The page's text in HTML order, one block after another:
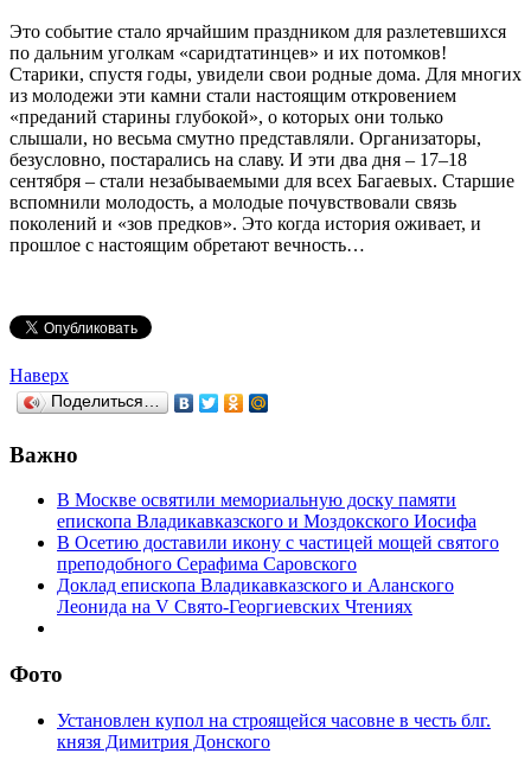
Это событие стало ярчайшим праздником для разлетевшихся
по дальним уголкам «саридтатинцев» и их потомков!
Старики, спустя годы, увидели свои родные дома. Для многих
из молодежи эти камни стали настоящим откровением
«преданий старины глубокой», о которых они только
слышали, но весьма смутно представляли. Организаторы,
безусловно, постарались на славу. И эти два дня – 17–18
сентября – стали незабываемыми для всех Багаевых. Старшие
вспомнили молодость, а молодые почувствовали связь
поколений и «зов предков». Это когда история оживает, и
прошлое с настоящим обретают вечность…
Наверх
Поделиться…
Важно
В Москве освятили мемориальную доску памяти
епископа Владикавказского и Моздокского Иосифа
В Осетию доставили икону с частицей мощей святого
преподобного Серафима Саровского
Доклад епископа Владикавказского и Аланского
Леонида на V Свято-Георгиевских Чтениях
Фото
Установлен купол на строящейся часовне в честь блг.
князя Димитрия Донского